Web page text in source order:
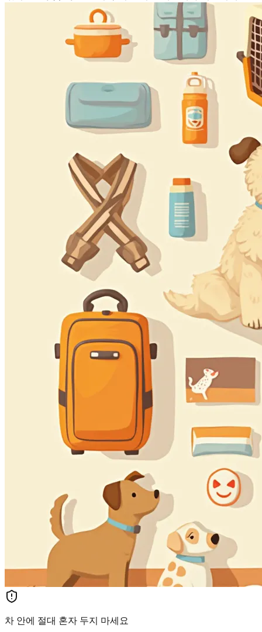
차 안에 절대 혼자 두지 마세요